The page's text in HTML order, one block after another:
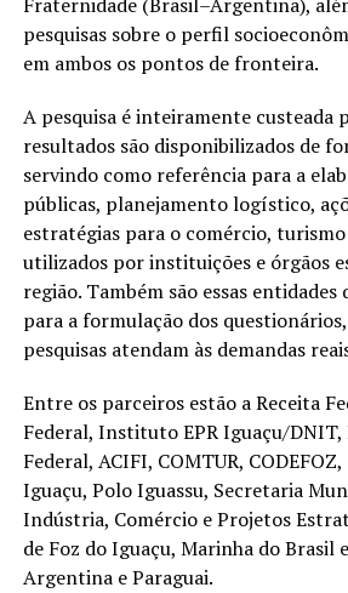
pesquisas sobre o perfil
em ambos os pontos de fronteira.
A pesquisa é inteiramente custeada
resultados são disponibilizados de
servindo como referência para a
públicas, planejamento logístico,
estratégias para o comércio,
utilizados por instituições e órgãos
região. Também são essas
para a formulação dos
pesquisas atendam às demandas
Entre os parceiros estão a Receita
Federal, Instituto EPR Iguaçu/
Federal, ACIFI, COMTUR,
Iguaçu, Polo Iguassu, Secretaria
Indústria, Comércio e Projetos
de Foz do Iguaçu, Marinha do Brasil
Argentina e Paraguai.